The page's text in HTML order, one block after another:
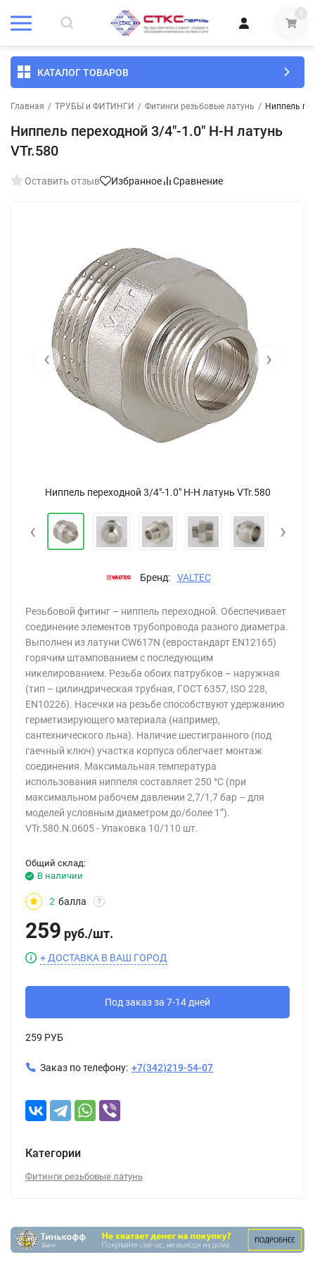
0
КАТАЛОГ ТОВАРОВ
Главная / ТРУБЫ и ФИТИНГИ / Фитинги резьбовые латунь / Ниппель
Ниппель переходной 3/4"-1.0" Н-Н латунь
VTr.580
Оставить отзыв Избранное Сравнение
Ниппель переходной 3/4"-1.0" Н-Н латунь VTr.580
‹ ›
‹ ›
Бренд: VALTEC
Резьбовой фитинг – ниппель переходной. Обеспечивает
соединение элементов трубопровода разного диаметра.
Выполнен из латуни CW617N (евростандарт EN12165)
горячим штампованием с последующим
никелированием. Резьба обоих патрубков – наружная
(тип – цилиндрическая трубная, ГОСТ 6357, ISO 228,
EN10226). Насечки на резьбе способствуют удержанию
герметизирующего материала (например,
сантехнического льна). Наличие шестигранного (под
гаечный ключ) участка корпуса облегчает монтаж
соединения. Максимальная температура
использования ниппеля составляет 250 °С (при
максимальном рабочем давлении 2,7/1,7 бар – для
моделей условным диаметром до/более 1”).
VTr.580.N.0605 - Упаковка 10/110 шт.
Общий склад:
В наличии
2 балла ?
259 руб./шт.
+ ДОСТАВКА В ВАШ ГОРОД
Под заказ за 7-14 дней
259 РУБ
Заказ по телефону: +7(342)219-54-07
Категории
Фитинги резьбовые латунь